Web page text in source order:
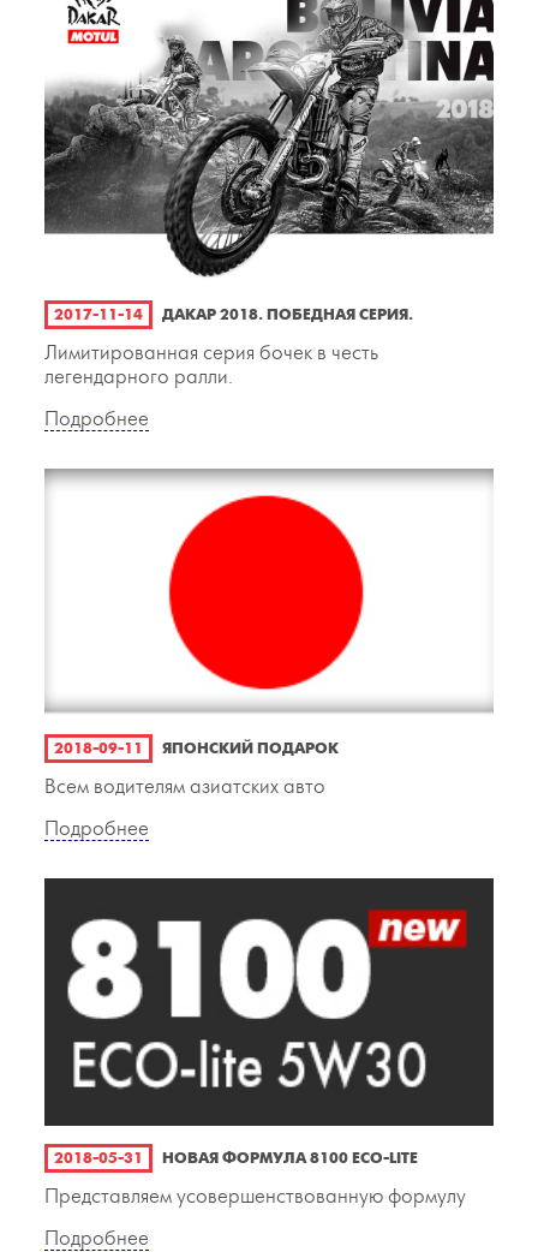
2017-11-14 ДАКАР 2018. ПОБЕДНАЯ СЕРИЯ.
Лимитированная серия бочек в честь
легендарного ралли.
Подробнее
2018-09-11 ЯПОНСКИЙ ПОДАРОК
Всем водителям азиатских авто
Подробнее
2018-05-31 НОВАЯ ФОРМУЛА 8100 ECO-LITE
Представляем усовершенствованную формулу
Подробнее